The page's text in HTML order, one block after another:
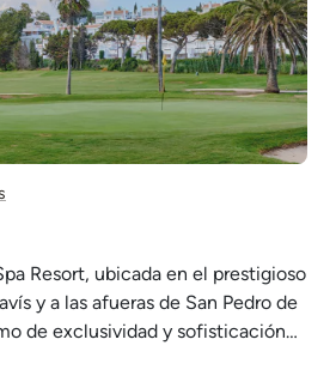
Resort, ubicada en el prestigioso
y a las afueras de San Pedro de
de exclusividad y sofisticación